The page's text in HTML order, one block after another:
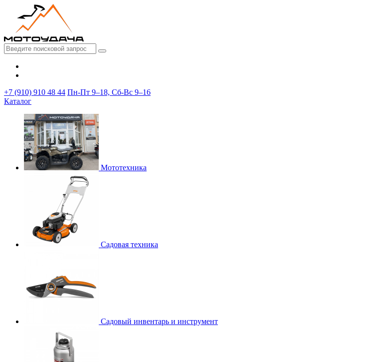
+7 (910) 910 48 44 Пн-Пт 9–18, Сб-Вс 9–16
Каталог
Мототехника
Садовая техника
Садовый инвентарь и инструмент